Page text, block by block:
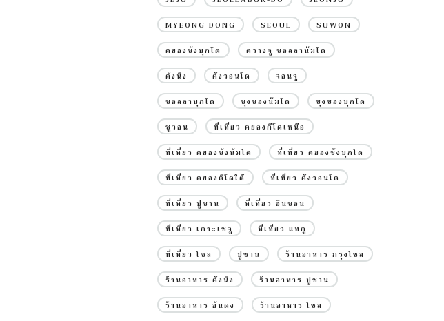
MYEONG DONG SEOUL SUWON
คยองซังบุกโด ควางจู ชอลลานัมโด
คังนึง คังวอนโด จอนจู
ชอลลาบุกโด ชุงชองนัมโด ชุงชองบุกโด
ซูวอน ที่เที่ยว คยองกีโดเหนือ
ที่เที่ยว คยองซังนัมโด ที่เที่ยว คยองซังบุกโด
ที่เที่ยว คยองดีโดใต้ ที่เที่ยว คังวอนโด
ที่เที่ยว ปูซาน ที่เที่ยว อินชอน
ที่เที่ยว เกาะเชจู ที่เที่ยว แทกู
ที่เที่ยว โซล ปูซาน ร้านอาหาร กรุงโซล
ร้านอาหาร คังนึง ร้านอาหาร ปูซาน
ร้านอาหาร อันดง ร้านอาหาร โซล